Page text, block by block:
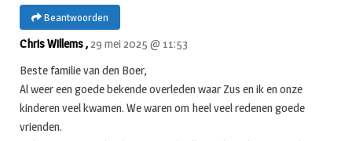
Beantwoorden
Chris Willems ,29 mei 2025 @ 11:53
Beste familie van den Boer,
Al weer een goede bekende overleden waar Zus en ik en onze
kinderen veel kwamen. We waren om heel veel redenen goede
vrienden.